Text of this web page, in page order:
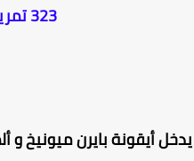
323 تمريرة حاسمة
أيقونة بايرن ميونيخ و